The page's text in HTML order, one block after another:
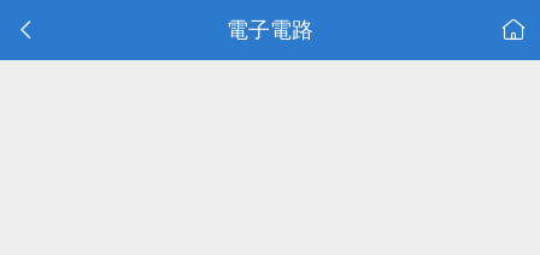
電子電路